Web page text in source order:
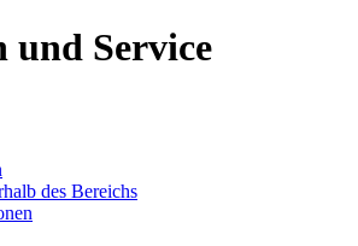
und Service
des Bereichs